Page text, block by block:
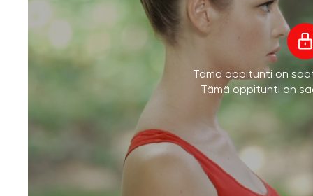
Tämä oppitunti on
Tämä oppitunti on